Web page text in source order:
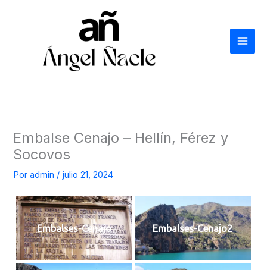
Embalse Cenajo – Hellín, Férez y
Socovos
Poradmin / julio 21, 2024
Embalses-Cenajo Embalses-Cenajo2